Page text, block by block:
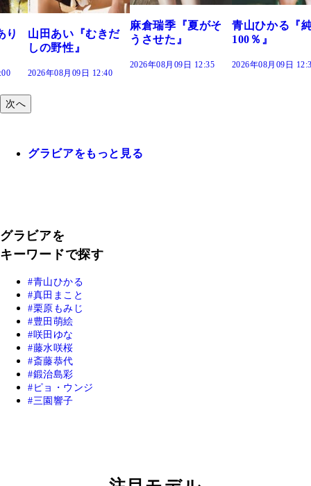
だ
麻倉瑞季『夏がそ
うさせた』
青山ひかる『純度
100％』
2026年08月09日 12:30
2026年08月09日
次へ
グラビアをもっと見る
グラビアを
キーワードで探す
青山ひかる
真田まこと
栗原もみじ
豊田萌絵
咲田ゆな
藤水咲桜
斎藤恭代
鍛治島彩
ピョ・ウンジ
三園響子